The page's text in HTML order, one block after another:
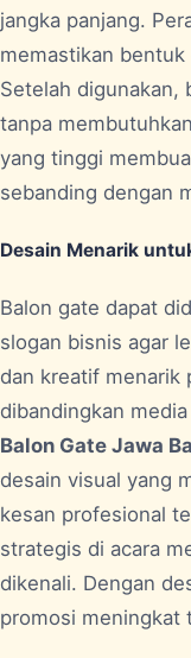
jangka panjang.
memastikan
Setelah digunakan,
tanpa
yang tinggi
sebanding dengan
Desain Menarik
Balon gate dapat
slogan bisnis agar
dan kreatif menarik
dibandingkan
Balon Gate Jawa
desain visual yang
kesan profesional
strategis di acara
dikenali. Dengan
promosi meningkat